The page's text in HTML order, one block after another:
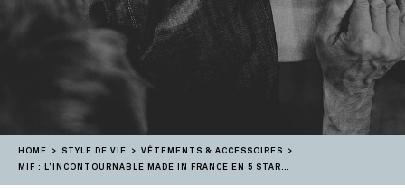
HOME STYLE DE VIE
VÊTEMENTS & ACCESSOIRES
MIF : L’INCONTOURNABLE MADE IN FRANCE EN 5 START-UP DU VÊTEMENT